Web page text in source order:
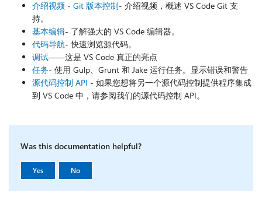
介绍视频 - Git 版本控制- 介绍视频，概述 VS Code Git 支
持。
基本编辑- 了解强大的 VS Code 编辑器。
代码导航- 快速浏览源代码。
调试——这是 VS Code 真正的亮点
任务- 使用 Gulp、Grunt 和 Jake 运行任务。显示错误和警告
源代码控制 API - 如果您想将另一个源代码控制提供程序集成
到 VS Code 中，请参阅我们的源代码控制 API。
Was this documentation helpful?
Yes,
t
h
No,
t
h